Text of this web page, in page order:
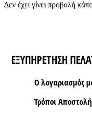
Δεν έχει γίνει προβολή
ΕΞΥΠΗΡΕΤΗΣΗ
Ο λογαριασμός
Τρόποι